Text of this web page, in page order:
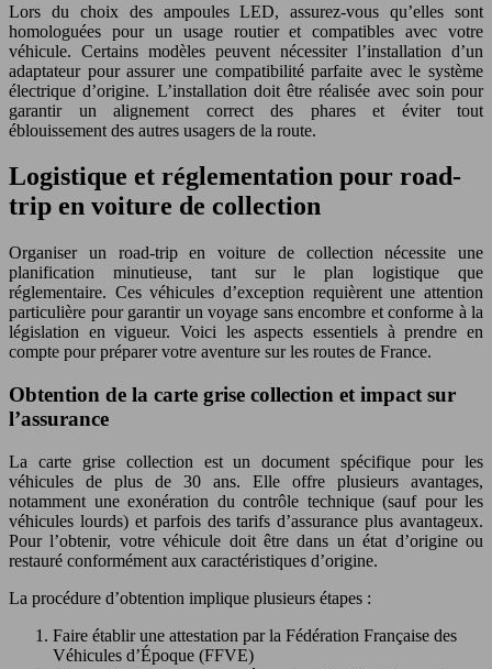
Lors du choix des ampoules LED, assurez-vous qu’elles sont
homologuées pour un usage routier et compatibles avec votre
véhicule. Certains modèles peuvent nécessiter l’installation d’un
adaptateur pour assurer une compatibilité parfaite avec le système
électrique d’origine. L’installation doit être réalisée avec soin pour
garantir un alignement correct des phares et éviter tout
éblouissement des autres usagers de la route.
Logistique et réglementation pour road-
trip en voiture de collection
Organiser un road-trip en voiture de collection nécessite une
planification minutieuse, tant sur le plan logistique que
réglementaire. Ces véhicules d’exception requièrent une attention
particulière pour garantir un voyage sans encombre et conforme à la
législation en vigueur. Voici les aspects essentiels à prendre en
compte pour préparer votre aventure sur les routes de France.
Obtention de la carte grise collection et impact sur
l’assurance
La carte grise collection est un document spécifique pour les
véhicules de plus de 30 ans. Elle offre plusieurs avantages,
notamment une exonération du contrôle technique (sauf pour les
véhicules lourds) et parfois des tarifs d’assurance plus avantageux.
Pour l’obtenir, votre véhicule doit être dans un état d’origine ou
restauré conformément aux caractéristiques d’origine.
La procédure d’obtention implique plusieurs étapes :
Faire établir une attestation par la Fédération Française des
Véhicules d’Époque (FFVE)